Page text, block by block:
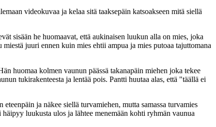
videokuvaa ja kelaa sitä taaksepäin katsoakseen mitä siellä
sisään he huomaavat, että aukinaisen luukun alla on mies, joka
juuri ennen kuin mies ehtii ampua ja mies putoaa tajuttomana
huomaa kolmen vaunun päässä takanapäin miehen joka tekee
tukirakenteesta ja lentää pois. Pantti huutaa alas, että "täällä ei
ja näkee siellä turvamiehen, mutta samassa turvamies
luukusta ulos ja lähtee menemään kohti ryhmän vaunua